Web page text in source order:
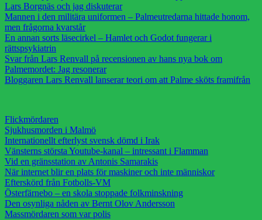
Lars Borgnäs och jag diskuterar
Mannen i den militära uniformen – Palmeutredarna hittade honom,
men frågorna kvarstår
En annan sorts läsecirkel – Hamlet och Godot fungerar i
rättspsykiatrin
Svar från Lars Renvall på recensionen av hans nya bok om
Palmemordet: Jag resonerar
Bloggaren Lars Renvall lanserar teori om att Palme sköts framifrån
Flickmördaren
Sjukhusmorden i Malmö
Internationellt efterlyst svensk dömd i Irak
Vänsterns största Youtube-kanal – intressant i Flamman
Vid en gränsstation av Antonis Samarakis
När internet blir en plats för maskiner och inte människor
Efterskörd från Fotbolls-VM
Österfärnebo – en skola stoppade folkminskning
Den osynliga nåden av Bernt Olov Andersson
Massmördaren som var polis